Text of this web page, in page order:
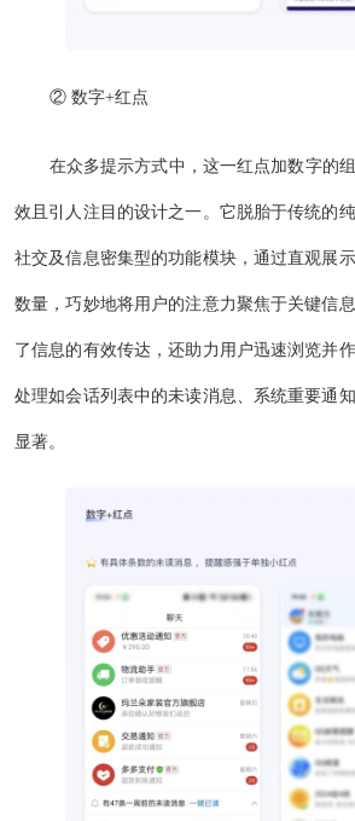
② 数字+红点
在众多提示方式中，这一红点加数字的
效且引人注目的设计之一。它脱胎于传统的
社交及信息密集型的功能模块，通过直观展
数量，巧妙地将用户的注意力聚焦于关键信
了信息的有效传达，还助力用户迅速浏览并
处理如会话列表中的未读消息、系统重要通
显著。